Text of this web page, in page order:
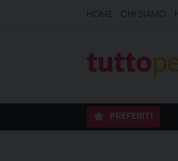
HOME CHI SIAMO
PREFERITI